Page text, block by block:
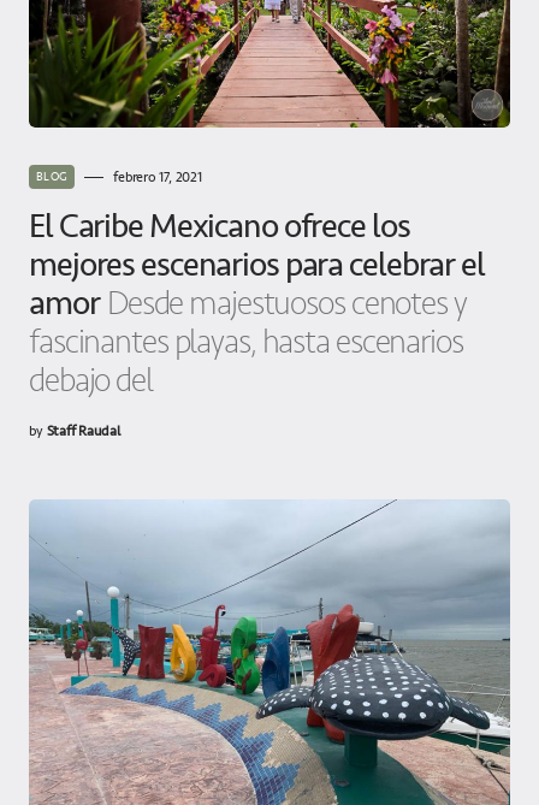
BLOG febrero 17, 2021
El Caribe Mexicano ofrece los
mejores escenarios para celebrar el
amor Desde majestuosos cenotes y
fascinantes playas, hasta escenarios
debajo del
byStaff Raudal